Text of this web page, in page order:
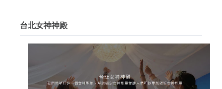
台北女神神殿